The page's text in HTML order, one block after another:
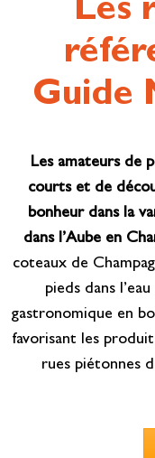
Les
Guide
Les amateurs de
courts et de
bonheur dans la
dans l’Aube en
coteaux de
pieds dans
gastronomique en
favorisant les
rues piétonnes